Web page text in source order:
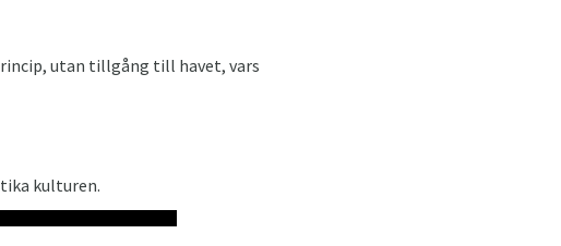
utan tillgång till havet, vars
kulturen.